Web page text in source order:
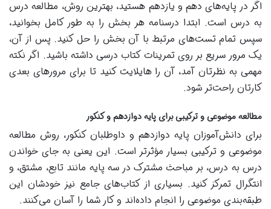
اگر در پایه‌های دهم و یازدهم هستید، بهترین روش، مطالعه درس
به درس است. ابتدا درسنامه هر بخش را به طور کامل بخوانید،
سپس تمام تست‌های مرتبط با آن بخش را حل کنید. پس از آن،
یک مرور سریع بر روی تمرینات کتاب درسی داشته باشید. اگر نکته
مهمی به نظرتان آمد، آن را هایلایت کنید تا برای مرو‌رهای بعدی
کارتان راحت‌تر شود.
مطالعه موضوعی و ترکیبی برای پایه دوازدهم و کنکور
برای دانش‌آموزان پایه دوازدهم و داوطلبان کنکور، روش مطالعه
موضوعی و ترکیبی بسیار مؤثرتر است. این یعنی به جای خواندن
درس به درس، بر مباحث مشترک در سه پایه مانند تابع، مشتق، و
انتگرال تمرکز کنید. بسیاری از کتاب‌های جامع نیز خودشان این
طبقه‌بندی موضوعی را انجام داده‌اند و کار شما را آسان می‌کنند.